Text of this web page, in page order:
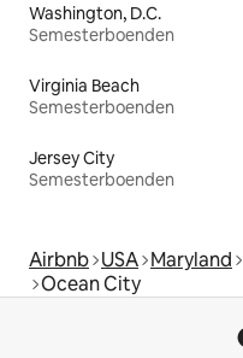
Washington, D.C.
Semesterboenden
Virginia Beach
Semesterboenden
Jersey City
Semesterboenden
Airbnb USA Maryland
Ocean City